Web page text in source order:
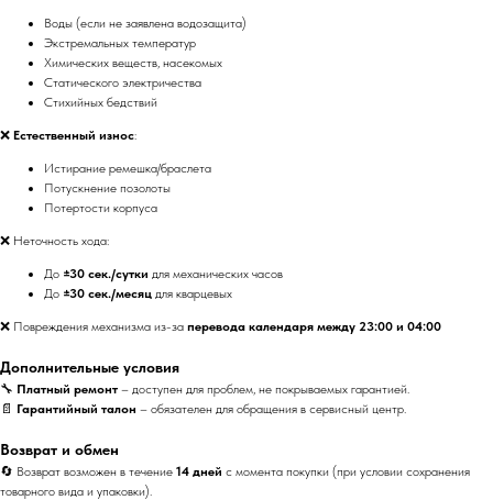
Воды (если не заявлена водозащита)
Экстремальных температур
Химических веществ, насекомых
Статического электричества
Стихийных бедствий
❌ Естественный износ:
Истирание ремешка/браслета
Потускнение позолоты
Потертости корпуса
❌ Неточность хода:
До ±30 сек./сутки для механических часов
До ±30 сек./месяц для кварцевых
❌ Повреждения механизма из-за перевода календаря между 23:00 и 04:00
Дополнительные условия
🔧 Платный ремонт – доступен для проблем, не покрываемых гарантией.
📄 Гарантийный талон – обязателен для обращения в сервисный центр.
Возврат и обмен
🔄 Возврат возможен в течение 14 дней с момента покупки (при условии сохранения
товарного вида и упаковки).